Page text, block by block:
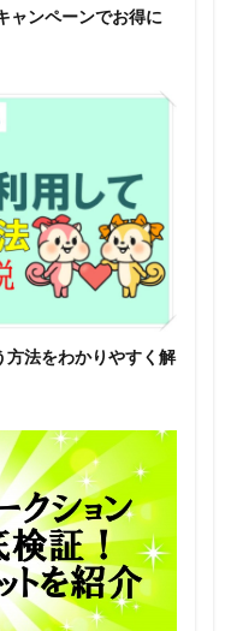
ャンペーンでお得に
方法をわかりやすく解